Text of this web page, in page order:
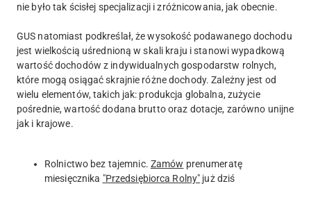
nie było tak ścisłej specjalizacji i zróżnicowania, jak obecnie.
GUS natomiast podkreślał, że wysokość podawanego dochodu
jest wielkością uśrednioną w skali kraju i stanowi wypadkową
wartość dochodów z indywidualnych gospodarstw rolnych,
które mogą osiągać skrajnie różne dochody. Zależny jest od
wielu elementów, takich jak: produkcja globalna, zużycie
pośrednie, wartość dodana brutto oraz dotacje, zarówno unijne
jak i krajowe.
Rolnictwo bez tajemnic. Zamów prenumeratę
miesięcznika "Przedsiębiorca Rolny" już dziś